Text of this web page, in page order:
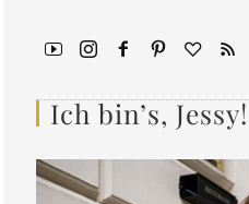
Ich bin’s, Jessy!